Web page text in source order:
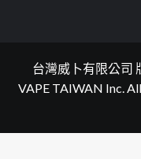
台灣威卜有限公司
VAPE TAIWAN Inc.